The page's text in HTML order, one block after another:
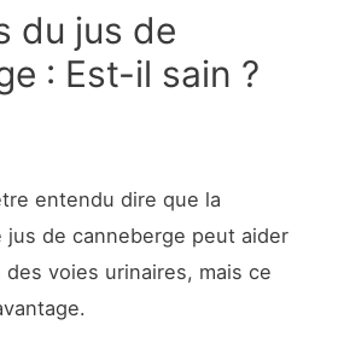
du jus de
: Est-il sain ?
entendu dire que la
jus de canneberge peut aider
des voies urinaires, mais ce